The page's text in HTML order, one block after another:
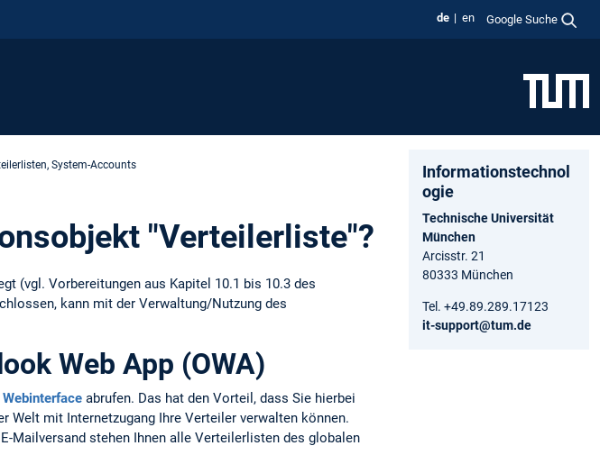
de en Google Suche
System-Accounts
"Verteilerliste"?
(vgl. Vorbereitungen aus Kapitel 10.1 bis 10.3 des
kann mit der Verwaltung/Nutzung des
Web App (OWA)
Webinterface abrufen. Das hat den Vorteil, dass Sie hierbei
Welt mit Internetzugang Ihre Verteiler verwalten können.
Mailversand stehen Ihnen alle Verteilerlisten des globalen
Informationstechnol
ogie
Technische Universität
München
Arcisstr. 21
80333 München
Tel. +49.89.289.17123
it-support@tum.de